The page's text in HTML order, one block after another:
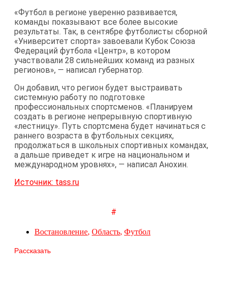
«Футбол в регионе уверенно развивается,
команды показывают все более высокие
результаты. Так, в сентябре футболисты сборной
«Университет спорта» завоевали Кубок Союза
Федераций футбола «Центр», в котором
участвовали 28 сильнейших команд из разных
регионов», — написал губернатор.
Он добавил, что регион будет выстраивать
системную работу по подготовке
профессиональных спортсменов. «Планируем
создать в регионе непрерывную спортивную
«лестницу». Путь спортсмена будет начинаться с
раннего возраста в футбольных секциях,
продолжаться в школьных спортивных командах,
а дальше приведет к игре на национальном и
международном уровнях», — написал Анохин.
Источник: tass.ru
#
Востановление, Область, Футбол
Рассказать